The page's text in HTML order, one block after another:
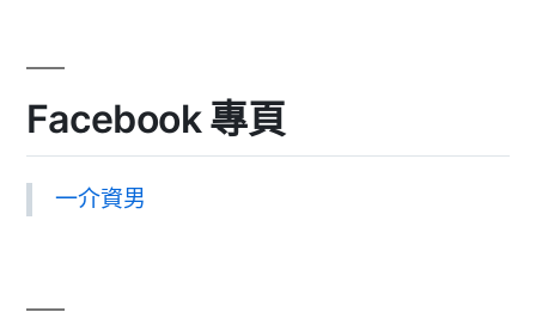
Facebook 專頁
一介資男